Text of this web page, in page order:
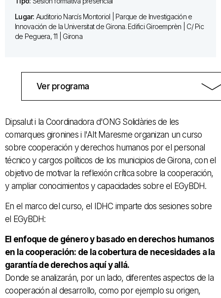
Lugar: Auditorio Narcís Montoriol | Parque de Investigación e
Innovación de la Universitat de Girona. Edifici Giroemprèn | C/ Pic
de Peguera, 11 | Girona
Ver programa
Dipsalut i la Coordinadora d'ONG Solidàries de les
comarques gironines i l'Alt Maresme organizan un curso
sobre cooperación y derechos humanos por el personal
técnico y cargos políticos de los municipios de Girona, con el
objetivo de motivar la reflexión crítica sobre la cooperación,
y ampliar conocimientos y capacidades sobre el EGyBDH.
En el marco del curso, el IDHC imparte dos sesiones sobre
el EGyBDH:
El enfoque de género y basado en derechos humanos
en la cooperación: de la cobertura de necesidades a la
garantía de derechos aquí y allá.
Donde se analizarán, por un lado, diferentes aspectos de la
cooperación al desarrollo, como por ejemplo su origen,